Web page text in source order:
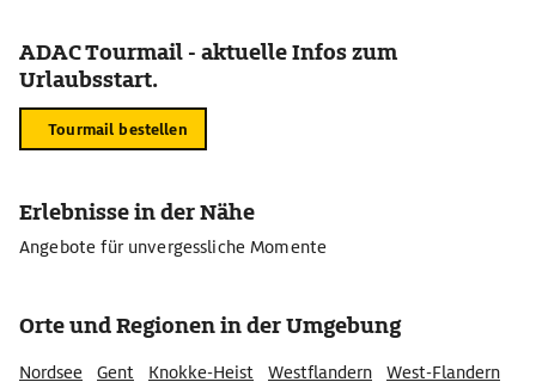
ADAC Tourmail - aktuelle Infos zum
Urlaubsstart.
Tourmail bestellen
Erlebnisse in der Nähe
Angebote für unvergessliche Momente
Orte und Regionen in der Umgebung
Nordsee Gent Knokke-Heist Westflandern West-Flandern